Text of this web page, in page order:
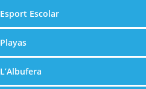
Esport Escolar
Playas
L’Albufera